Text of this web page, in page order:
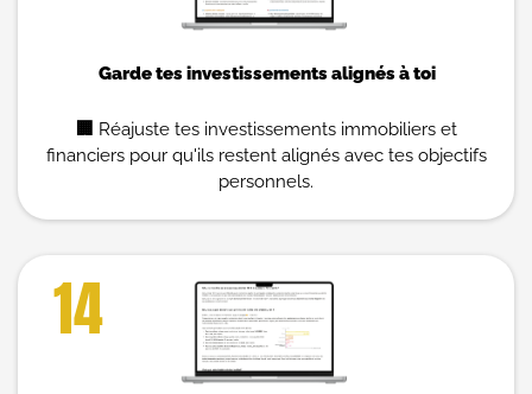
Garde tes investissements alignés à toi
🏢 Réajuste tes investissements immobiliers et
financiers pour qu'ils restent alignés avec tes objectifs
personnels.
14